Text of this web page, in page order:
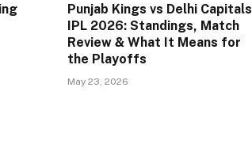
Punjab Kings vs Delhi Capitals
IPL 2026: Standings, Match
Review & What It Means for
the Playoffs
May 23, 2026